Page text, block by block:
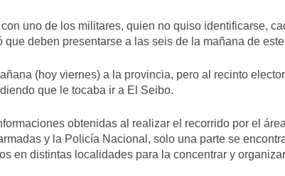
uno de los militares, quien no quiso identificarse,
que deben presentarse a las seis de la mañana de
(hoy viernes) a la provincia, pero al recinto
que le tocaba ir a El Seibo.
obtenidas al realizar el recorrido por el
y la Policía Nacional, solo una parte se
en distintas localidades para la concentrar y